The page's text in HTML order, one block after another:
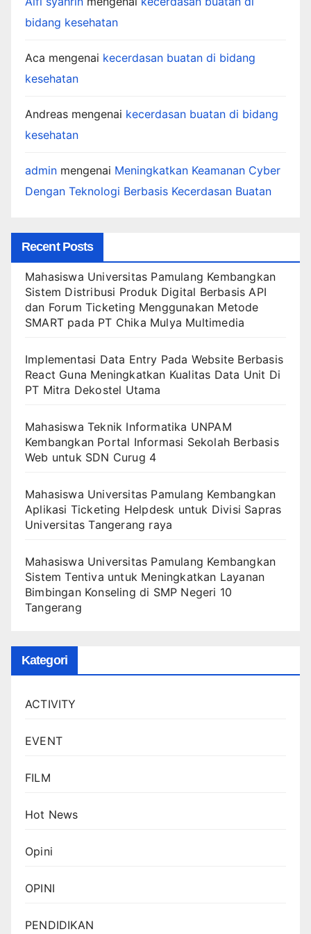
bidang kesehatan
Aca mengenai kecerdasan buatan di bidang
kesehatan
Andreas mengenai kecerdasan buatan di bidang
kesehatan
admin mengenai Meningkatkan Keamanan Cyber
Dengan Teknologi Berbasis Kecerdasan Buatan
Recent Posts
Mahasiswa Universitas Pamulang Kembangkan
Sistem Distribusi Produk Digital Berbasis API
dan Forum Ticketing Menggunakan Metode
SMART pada PT Chika Mulya Multimedia
Implementasi Data Entry Pada Website Berbasis
React Guna Meningkatkan Kualitas Data Unit Di
PT Mitra Dekostel Utama
Mahasiswa Teknik Informatika UNPAM
Kembangkan Portal Informasi Sekolah Berbasis
Web untuk SDN Curug 4
Mahasiswa Universitas Pamulang Kembangkan
Aplikasi Ticketing Helpdesk untuk Divisi Sapras
Universitas Tangerang raya
Mahasiswa Universitas Pamulang Kembangkan
Sistem Tentiva untuk Meningkatkan Layanan
Bimbingan Konseling di SMP Negeri 10
Tangerang
Kategori
ACTIVITY
EVENT
FILM
Hot News
Opini
OPINI
PENDIDIKAN